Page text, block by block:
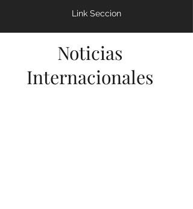
Enfermedades y Colapso
Noticias